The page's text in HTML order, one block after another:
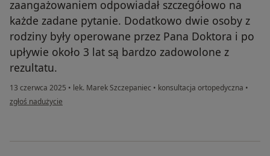
zaangażowaniem odpowiadał szczegółowo na
każde zadane pytanie. Dodatkowo dwie osoby z
rodziny były operowane przez Pana Doktora i po
upływie około 3 lat są bardzo zadowolone z
rezultatu.
13 czerwca 2025 • lek. Marek Szczepaniec • konsultacja ortopedyczna •
w opinii użytkownika KL
zgłoś nadużycie